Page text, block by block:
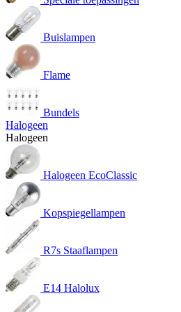
Buislampen
Flame
Bundels
Halogeen
Halogeen
Halogeen EcoClassic
Kopspiegellampen
R7s Staaflampen
E14 Halolux